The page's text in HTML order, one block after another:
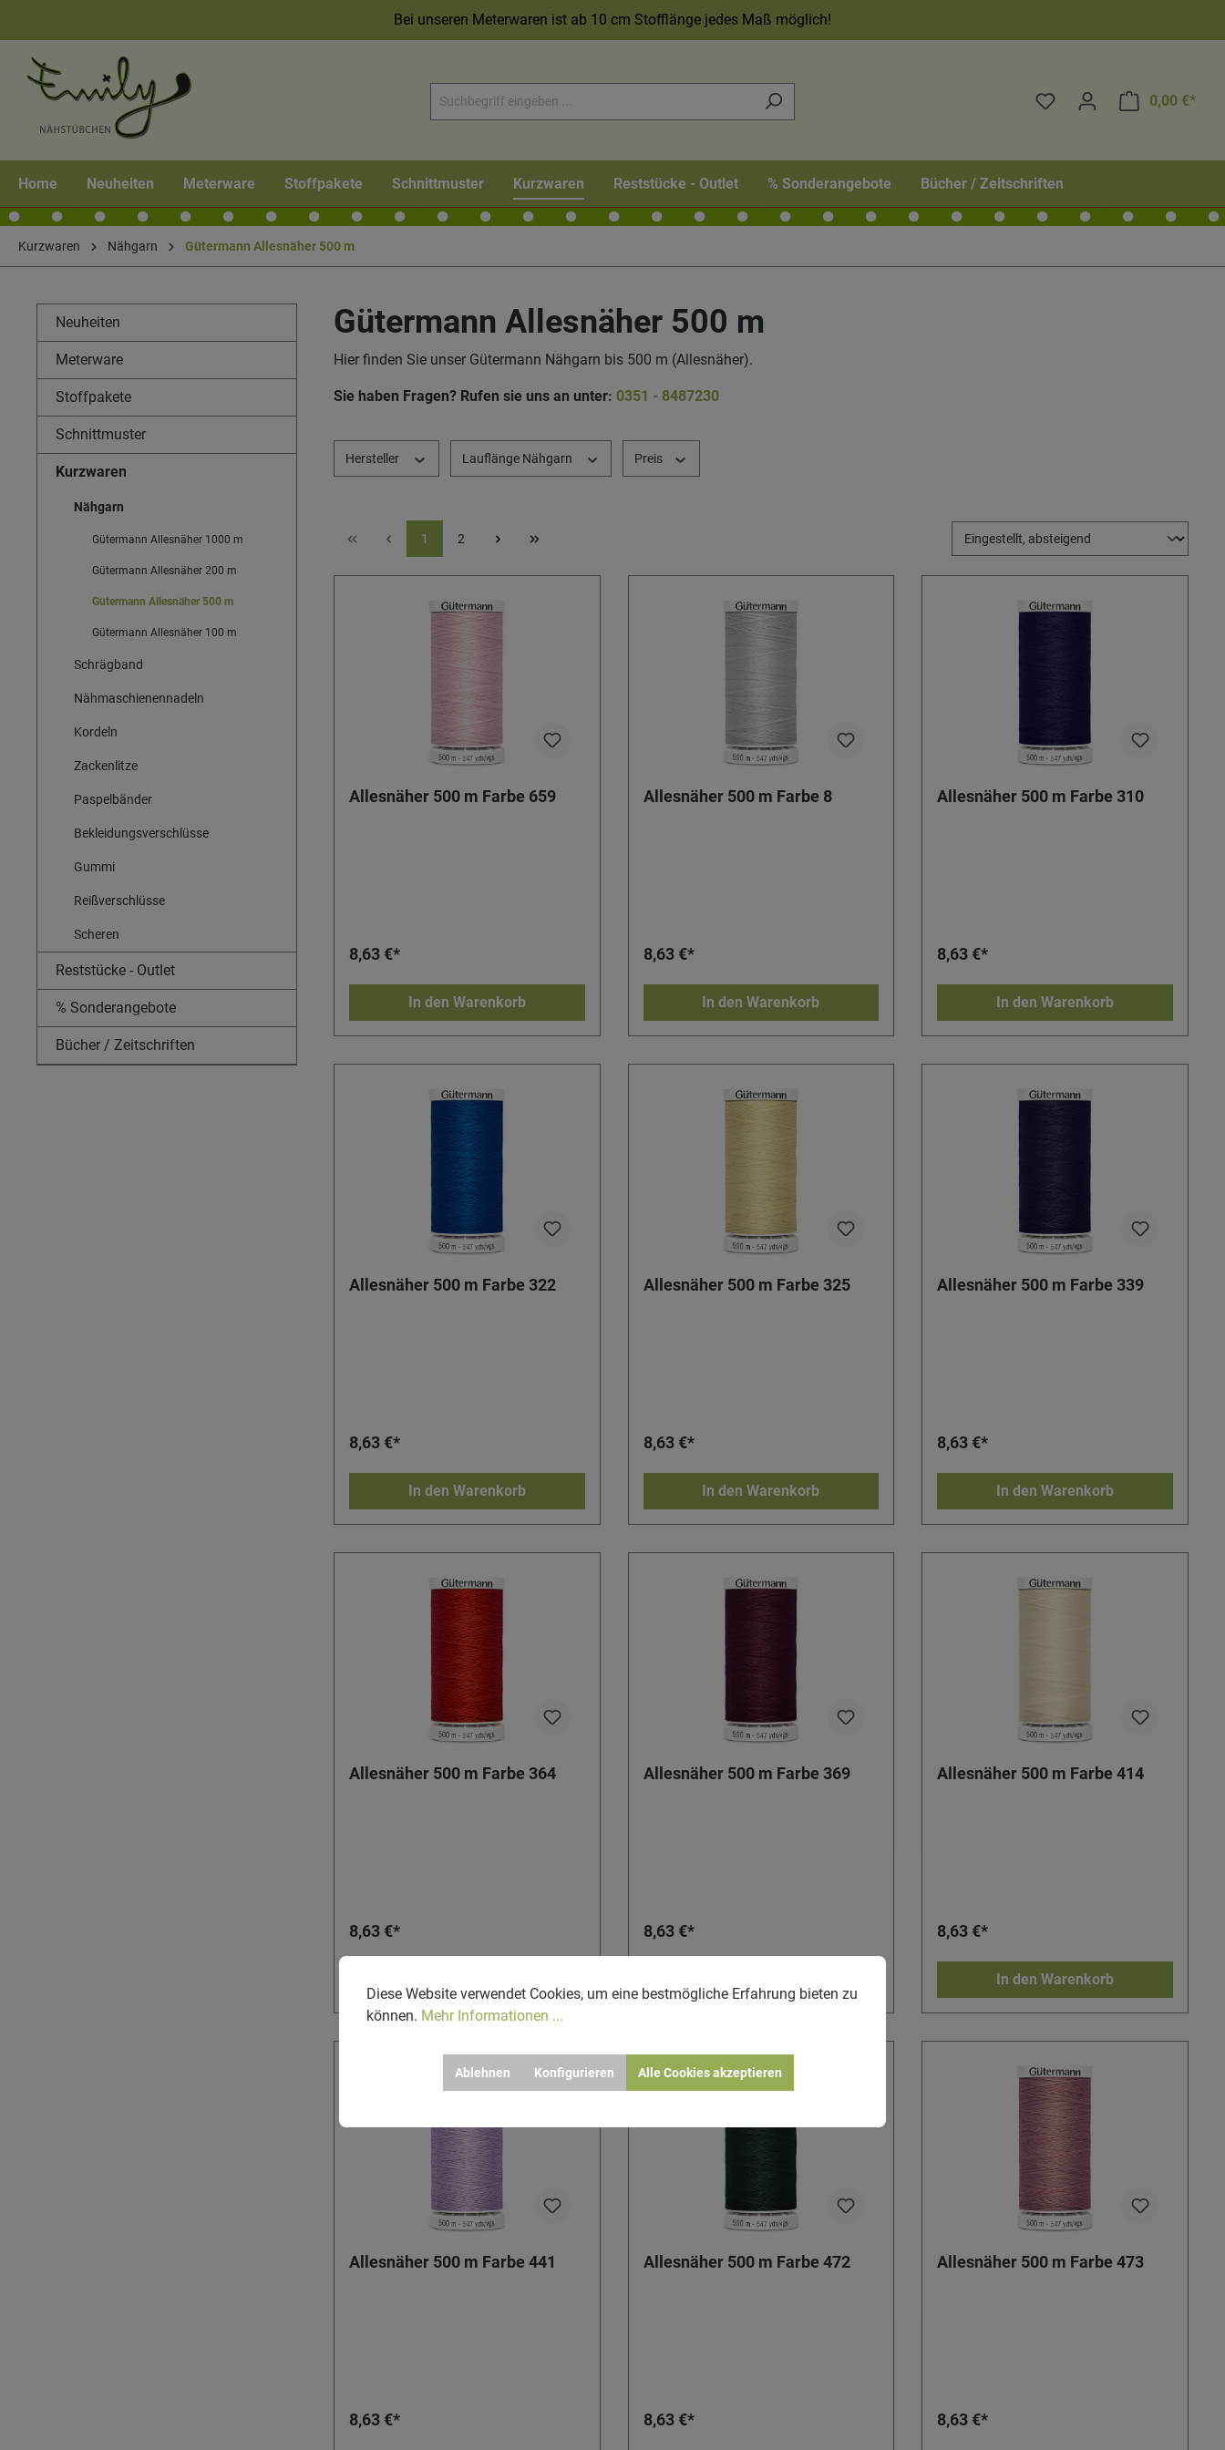
Bei unseren Meterwaren ist ab 10 cm Stofflänge jedes Maß möglich!
0,00 €*
Home Neuheiten Meterware Stoffpakete Schnittmuster Kurzwaren Reststücke - Outlet % Sonderangebote Bücher / Zeitschriften
Kurzwaren Nähgarn Gütermann Allesnäher 500 m
Neuheiten
Meterware
Stoffpakete
Schnittmuster
Kurzwaren
Nähgarn
Gütermann Allesnäher 1000 m
Gütermann Allesnäher 200 m
Gütermann Allesnäher 500 m
Gütermann Allesnäher 100 m
Schrägband
Nähmaschienennadeln
Kordeln
Zackenlitze
Paspelbänder
Bekleidungsverschlüsse
Gummi
Reißverschlüsse
Scheren
Reststücke - Outlet
% Sonderangebote
Bücher / Zeitschriften
Gütermann Allesnäher 500 m
Hier finden Sie unser Gütermann Nähgarn bis 500 m (Allesnäher).
Sie haben Fragen? Rufen sie uns an unter: 0351 - 8487230
Hersteller Lauflänge Nähgarn Preis
1 2
Allesnäher 500 m Farbe 659
8,63 €*
In den Warenkorb
Allesnäher 500 m Farbe 8
8,63 €*
In den Warenkorb
Allesnäher 500 m Farbe 310
8,63 €*
In den Warenkorb
Allesnäher 500 m Farbe 322
8,63 €*
In den Warenkorb
Allesnäher 500 m Farbe 325
8,63 €*
In den Warenkorb
Allesnäher 500 m Farbe 339
8,63 €*
In den Warenkorb
Allesnäher 500 m Farbe 364
8,63 €*
Allesnäher 500 m Farbe 369
8,63 €*
Allesnäher 500 m Farbe 414
8,63 €*
In den Warenkorb
Allesnäher 500 m Farbe 441
8,63 €*
Allesnäher 500 m Farbe 472
8,63 €*
Allesnäher 500 m Farbe 473
8,63 €*
Diese Website verwendet Cookies, um eine bestmögliche Erfahrung bieten zu
können. Mehr Informationen ...
Ablehnen Konfigurieren Alle Cookies akzeptieren